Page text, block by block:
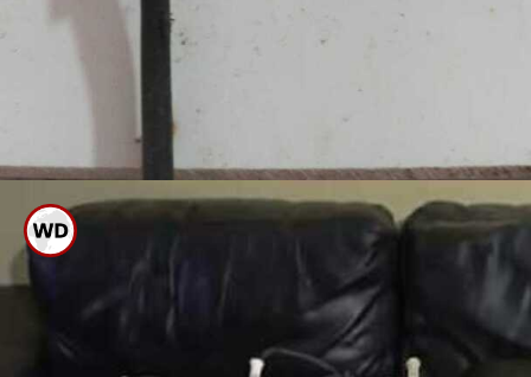
ಸ್ವಿಚ್, ಫ್ಲಗ್ ನಲ್ಲಿ ದೋಷಗಳಿದ್ದಾಗ
ಐರನ್ ಬಾಕ್ಸ್ ಶಾಕ್ ಹೊಡೆಯಬಹುದು